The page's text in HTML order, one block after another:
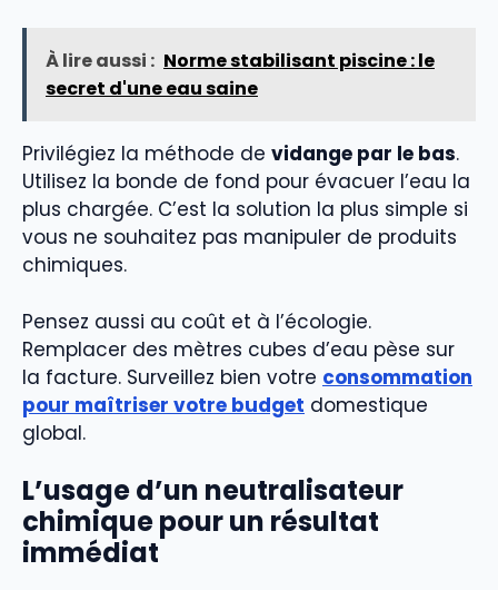
À lire aussi : Norme stabilisant piscine : le
secret d'une eau saine
Privilégiez la méthode de vidange par le bas.
Utilisez la bonde de fond pour évacuer l’eau la
plus chargée. C’est la solution la plus simple si
vous ne souhaitez pas manipuler de produits
chimiques.
Pensez aussi au coût et à l’écologie.
Remplacer des mètres cubes d’eau pèse sur
la facture. Surveillez bien votre consommation
pour maîtriser votre budget domestique
global.
L’usage d’un neutralisateur
chimique pour un résultat
immédiat